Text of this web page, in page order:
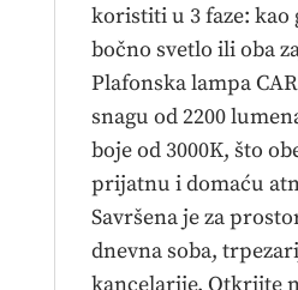
koristiti u 3 faze: kao
bočno svetlo ili oba
Plafonska lampa
snagu od 2200
boje od 3000K, što
prijatnu i domaću
Savršena je za
dnevna soba,
kancelarije. Otkrijte